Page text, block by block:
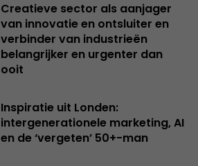
Creatieve sector als aanjager
van innovatie en ontsluiter en
verbinder van industrieën
belangrijker en urgenter dan
ooit
Inspiratie uit Londen:
intergenerationele marketing, AI
en de ‘vergeten’ 50+-man